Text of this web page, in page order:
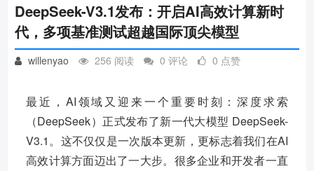
DeepSeek-V3.1发布：开启AI高效计算新时
代，多项基准测试超越国际顶尖模型
willenyao 256 阅读 0 评论 0 点赞
最近，AI领域又迎来一个重要时刻：深度求索
（DeepSeek）正式发布了新一代大模型 DeepSeek-
V3.1。这不仅仅是一次版本更新，更标志着我们在AI
高效计算方面迈出了一大步。很多企业和开发者一直